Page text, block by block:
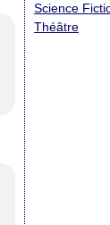
Science
Théâtre